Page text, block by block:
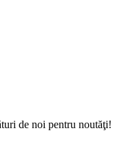
de noi pentru noutăţi!